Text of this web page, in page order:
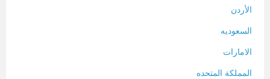
الأردن
السعوديه
الامارات
المملكة المتحده